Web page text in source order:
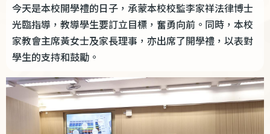
今天是本校開學禮的日子，承蒙本校校監李家祥法律博士
光臨指導，教導學生要訂立目標，奮勇向前。同時，本校
家教會主席黃女士及家長理事，亦出席了開學禮，以表對
學生的支持和鼓勵。